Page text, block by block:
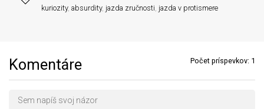
kuriozity, absurdity, jazda zručnosti, jazda v protismere
Komentáre Počet príspevkov: 1